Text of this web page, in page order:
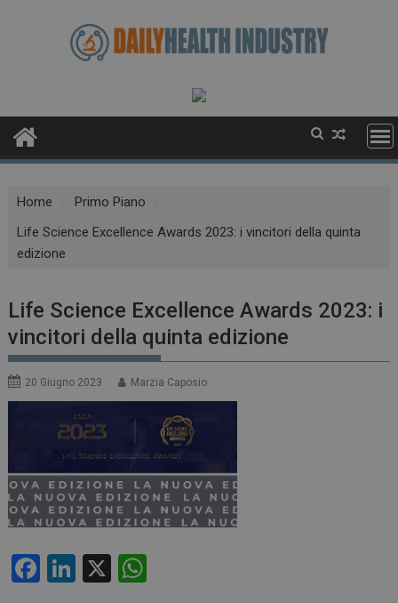
Home
Primo Piano
Life Science Excellence Awards 2023: i vincitori della quinta
edizione
Life Science Excellence Awards 2023: i
vincitori della quinta edizione
20 Giugno 2023 Marzia Caposio
F
Li
X